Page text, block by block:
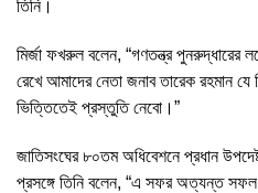
তিনি।
মির্জা ফখরুল বলেন, “গণতন্ত্র পুনরুদ্ধারের
রেখে আমাদের নেতা জনাব তারেক রহমান যে
ভিত্তিতেই প্রস্তুতি নেবো।”
জাতিসংঘের ৮০তম অধিবেশনে প্রধান
প্রসঙ্গে তিনি বলেন, “এ সফর অত্যন্ত